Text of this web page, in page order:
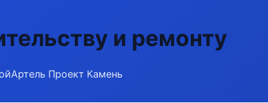
и ремонту
Проект Камень